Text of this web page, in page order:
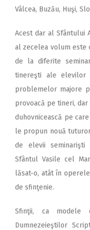
Vâlcea, Buzău, Huşi,
Acest dar al Sfântului
al zecelea volum este
de la diferite
tinereşti ale elevilor
problemelor majore
provoacă pe tineri,
duhovnicească pe
le propun nouă
de elevii seminarişti
Sfântul Vasile cel
lăsat-o, atât în
de sfinţenie.
Sfinţii, ca modele
Dumnezeieştilor